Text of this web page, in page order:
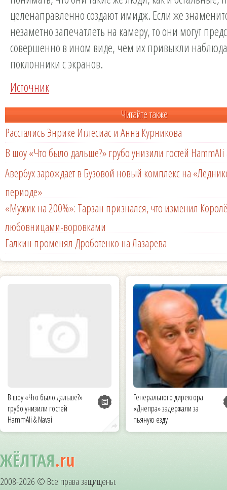
целенаправленно создают имидж. Если же
незаметно запечатлеть на камеру, то они могут
совершенно в ином виде, чем их привыкли
поклонники с экранов.
Источник
Читайте также
Расстались Энрике Иглесиас и Анна Курникова
В шоу «Что было дальше?» грубо унизили гостей HammAli
Авербух зарождает в Бузовой новый комплекс на
периоде»
«Мужик на 200%»: Тарзан признался, что изменил
любовницами-воровками
Галкин променял Дроботенко на Лазарева
В шоу «Что было дальше?»
грубо унизили гостей
HammAli & Navai
Генерального директора
«Днепра» задержали за
пьяную езду
ЖЁЛТАЯ.ru
2008-2026 © Все права защищены.